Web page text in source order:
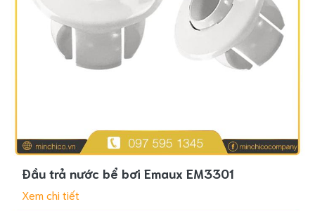
Đầu trả nước bể bơi Emaux EM3301
Xem chi tiết